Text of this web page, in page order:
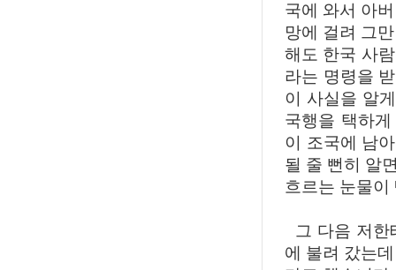
국에 와서 아
망에 걸려 그
해도 한국 사
라는 명령을
이 사실을 알
국행을 택하
이 조국에 남
될 줄 뻔히 알
흐르는 눈물
그 다음 저한
에 불려 갔는